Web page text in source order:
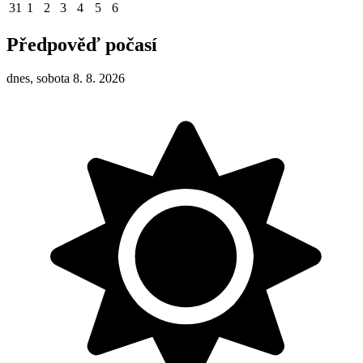
31 1 2 3 4 5 6
Předpověď počasí
dnes, sobota 8. 8. 2026